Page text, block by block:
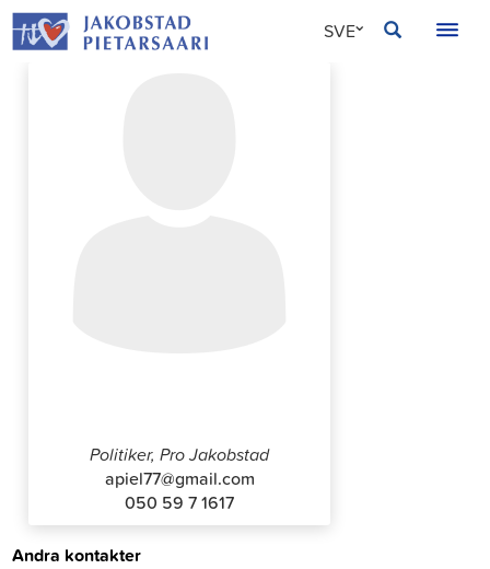
Hoppa
till
SVE
Politiker, Pro Jakobstad
apiel77@gmail.com
050 59 7 1617
Andra kontakter